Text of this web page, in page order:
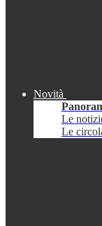
Novità
Le
Le